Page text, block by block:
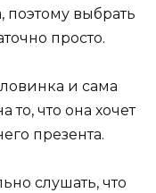
поэтому выбрать
просто.
и сама
то, что она хочет
презента.
слушать, что